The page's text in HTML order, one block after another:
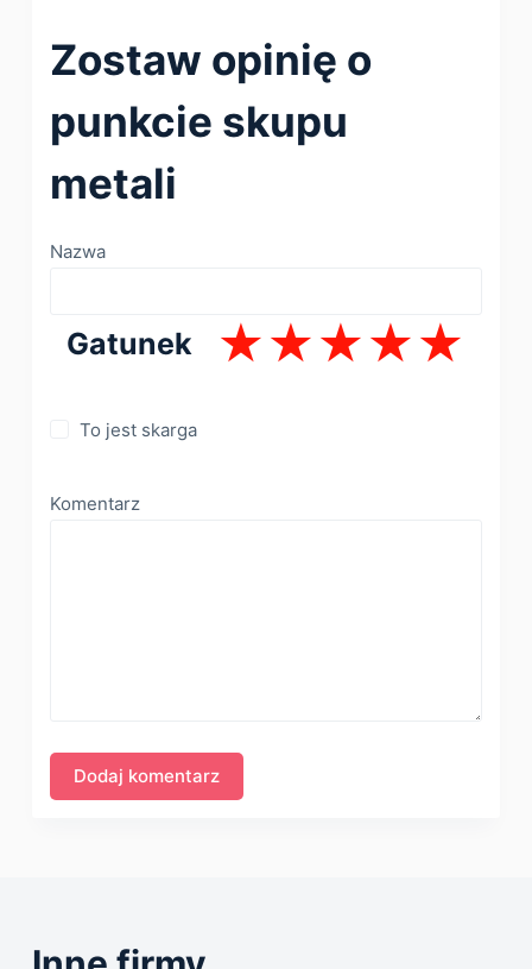
Zostaw opinię o
punkcie skupu
metali
Nazwa
Gatunek
To jest skarga
Komentarz